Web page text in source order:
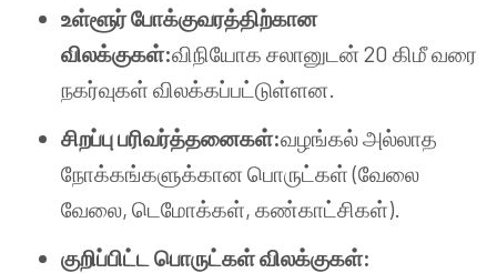
உள்ளூர் போக்குவரத்திற்கான
விலக்குகள்:விநியோக சலானுடன் 20 கிமீ வரை
நகர்வுகள் விலக்கப்பட்டுள்ளன.
சிறப்பு பரிவர்த்தனைகள்:வழங்கல் அல்லாத
நோக்கங்களுக்கான பொருட்கள் (வேலை
வேலை, டெமோக்கள், கண்காட்சிகள்).
குறிப்பிட்ட பொருட்கள் விலக்குகள்: